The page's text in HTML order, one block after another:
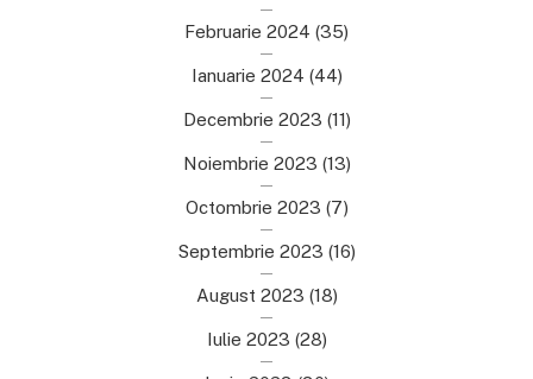
Februarie 2024 (35)
Ianuarie 2024 (44)
Decembrie 2023 (11)
Noiembrie 2023 (13)
Octombrie 2023 (7)
Septembrie 2023 (16)
August 2023 (18)
Iulie 2023 (28)